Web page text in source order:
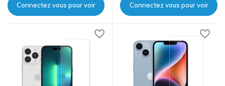
Connectez vous pour voir Connectez vous pour voir